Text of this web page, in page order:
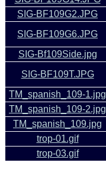
SIG-BF109G2.JPG
SIG-BF109G6.JPG
SIG-Bf109Side.jpg
SIG-BF109T.JPG
TM_spanish_109-1.jpg
TM_spanish_109-2.jpg
TM_spanish_109.jpg
trop-01.gif
trop-03.gif